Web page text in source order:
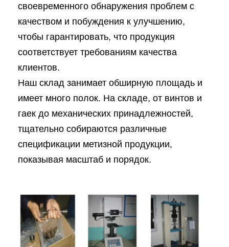
своевременного обнаружения проблем с
качеством и побуждения к улучшению,
чтобы гарантировать, что продукция
соответствует требованиям качества
клиентов.
Наш склад занимает обширную площадь и
имеет много полок. На складе, от винтов и
гаек до механических принадлежностей,
тщательно собираются различные
спецификации метизной продукции,
показывая масштаб и порядок.